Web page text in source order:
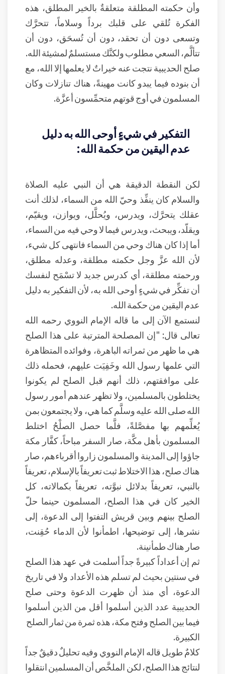
وأن حكمته المطلقة متعلقةٌ بالخير المطلق، هذه
الفكرة تُلقي على قلبك برداً وسلاماً، تتحرَّك
وتسعى دون أن تحقد، دون أن تُسحَق، دون أن
تتألَّم، السعي مطلوب ولكنَّك مستسلمٌ لمشيئة الله.
صلح الحديبية نتجت عنه خيراتٌ لا يعلمها إلا الله، مع
أن بنوده فيما يبدو كانت مهينةً، هناك تنازلات وكان
المسلمون في أوج قوتهم متحمِّسون أعزَّة.
التفكير في شيءٍ أوحى الله به دليل
عدم اليقين من حكمة الله:
لكن النقطة الدقيقة هي أن النبي عليه الصلاة
والسلام كان ينفِّذ وحيّ الله من السماء، لذلك أنت
عقلك يتحرَّك، ويدرس، ويُحلَّل، ويوازن، ويقيّم،
ويقلّد، ويبحث، ويدرس فيما لا وحي فيه من السماء،
أما إذا كان هناك وحي من السماء فانتهى كل شيء،
لأن الله عزَّ وجل حكمته مطلقة، وعدله مطلق،
ورحمته مطلقة، أي كدرس جديد لا تسْمَح لنفسك
أن تفكِّر في شيءٍ أوحى الله به، لأن التفكير به دليل
عدم اليقين من حكمة الله.
لنستمع الآن إلى ما قاله الإمام النووي رحمه الله
تعالى قال: "إن المصلحة المترتبة على هذا الصلح
هي ما ظهر من ثمراته الباهرة، وفوائده المتظاهرة
التي علمها رسول الله وخَفِيَت عليهم، فحمله ذلك
على موافقتهم، ذلك أنهم قبل الصلح لم يكونوا
يختلطون بالمسلمين، ولا تظهر عندهم أمور رسول
الله صلى الله عليه وسلَّم كما هي، ولا يجتمعون بمن
يُعلِّمهم بها مفصَّلةً، فلَّما حصل الصلْحُ اختلط
المسلمون بأهل مكَّة، صار السفر مباحاً، كفَّار مكة
جاؤوا إلى المدينة والمسلمون زاروا أقرباءهم، صار
هناك صلح، هذا الاختلاط ثبت تعريفاً بالإسلام، تعريفاً
بالنبي، تعريفاً بدلائل نبوَّته، تعريفاً بكمالاته، كل
الخير كان في هذا الصلح، المسلمون حينما حلّ
الصلح بينهم وبين قريش التفتوا إلى الدعوة، إلى
نشرها، إلى توضيحها، اطمأنوا لأن الدماء حُقِنت،
صار هناك طمأنينة.
ثم إن أعداداً كبيرةً جداً أسلمت في عهد هذا الصلح
في سنتين بحيث لم تسلم هذه الأعداد ولا في تاريخ
الدعوة، أي منذ أن ظهرت الدعوة وحتى صلح
الحديبية عدد الذين أسلموا أقل من الذين أسلموا
فيما بين الصلح وفتح مكة، هذه ثمرة من ثمار الصلح
الكبيرة.
كلامٌ طويل قاله الإمام النووي وفيه تحليلٌ دقيقٌ جداً
لنتائج هذا الصلح، لكن الملخَّص أن المسلمين انتقلوا